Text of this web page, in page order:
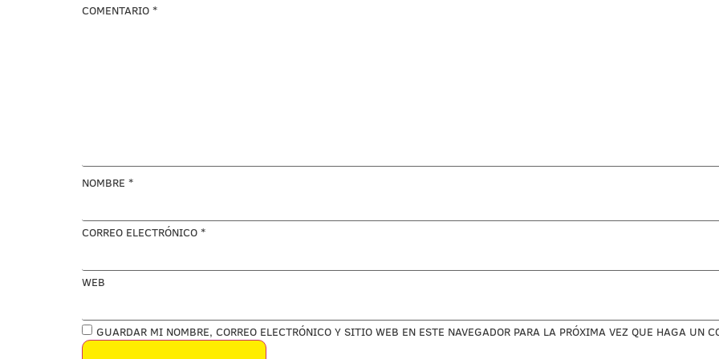
COMENTARIO *
NOMBRE *
CORREO ELECTRÓNICO *
WEB
GUARDAR MI NOMBRE, CORREO ELECTRÓNICO Y SITIO WEB EN ESTE NAVEGADOR PARA LA PRÓXIMA VEZ QUE HAGA UN